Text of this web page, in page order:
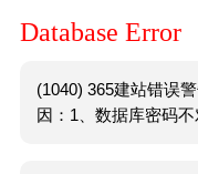
Database Error
(1040) 365建站错误
因：1、数据库密码不